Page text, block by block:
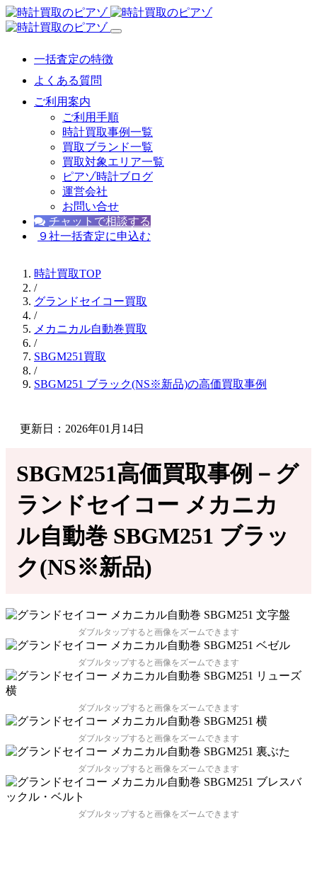
一括査定の特徴
よくある質問
ご利用案内
ご利用手順
時計買取事例一覧
買取ブランド一覧
買取対象エリア一覧
ピアゾ時計ブログ
運営会社
お問い合せ
チャットで相談する
９社一括査定に申込む
時計買取TOP
/
グランドセイコー買取
/
メカニカル自動巻買取
/
SBGM251買取
/
SBGM251 ブラック(NS※新品)の高価買取事例
更新日：2026年01月14日
SBGM251高価買取事例－グ
ランドセイコー メカニカ
ル自動巻 SBGM251 ブラッ
ク(NS※新品)
ダブルタップすると画像をズームできます
ダブルタップすると画像をズームできます
ダブルタップすると画像をズームできます
ダブルタップすると画像をズームできます
ダブルタップすると画像をズームできます
ダブルタップすると画像をズームできます